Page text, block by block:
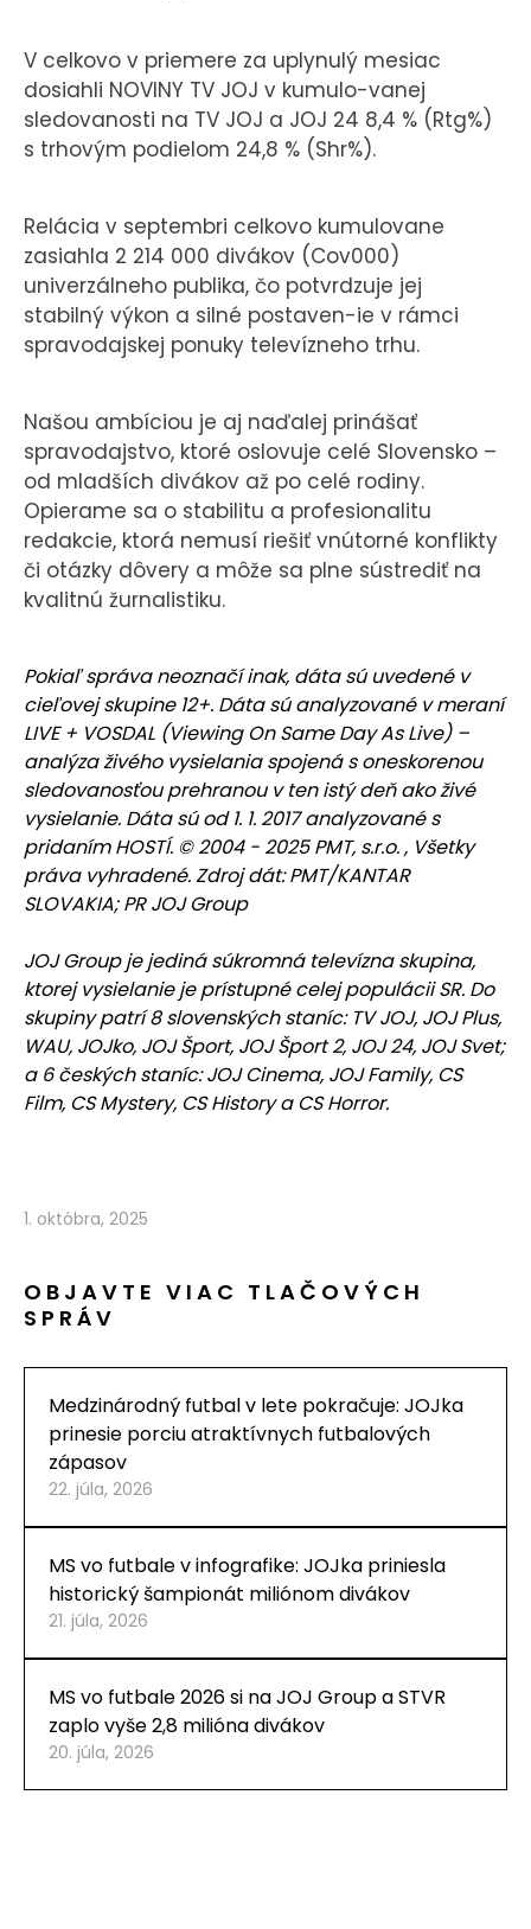
V celkovo v priemere za uplynulý mesiac
dosiahli NOVINY TV JOJ v kumulo-vanej
sledovanosti na TV JOJ a JOJ 24 8,4 % (Rtg%)
s trhovým podielom 24,8 % (Shr%).
Relácia v septembri celkovo kumulovane
zasiahla 2 214 000 divákov (Cov000)
univerzálneho publika, čo potvrdzuje jej
stabilný výkon a silné postaven-ie v rámci
spravodajskej ponuky televízneho trhu.
Našou ambíciou je aj naďalej prinášať
spravodajstvo, ktoré oslovuje celé Slovensko –
od mladších divákov až po celé rodiny.
Opierame sa o stabilitu a profesionalitu
redakcie, ktorá nemusí riešiť vnútorné konflikty
či otázky dôvery a môže sa plne sústrediť na
kvalitnú žurnalistiku.
Pokiaľ správa neoznačí inak, dáta sú uvedené v
cieľovej skupine 12+. Dáta sú analyzované v meraní
LIVE + VOSDAL (Viewing On Same Day As Live) –
analýza živého vysielania spojená s oneskorenou
sledovanosťou prehranou v ten istý deň ako živé
vysielanie. Dáta sú od 1. 1. 2017 analyzované s
pridaním HOSTÍ. © 2004 - 2025 PMT, s.r.o. , Všetky
práva vyhradené. Zdroj dát: PMT/KANTAR
SLOVAKIA; PR JOJ Group
JOJ Group je jediná súkromná televízna skupina,
ktorej vysielanie je prístupné celej populácii SR. Do
skupiny patrí 8 slovenských staníc: TV JOJ, JOJ Plus,
WAU, JOJko, JOJ Šport, JOJ Šport 2, JOJ 24, JOJ Svet;
a 6 českých staníc: JOJ Cinema, JOJ Family, CS
Film, CS Mystery, CS History a CS Horror.
1. októbra, 2025
OBJAVTE VIAC TLAČOVÝCH
SPRÁV
Medzinárodný futbal v lete pokračuje: JOJka
prinesie porciu atraktívnych futbalových
zápasov
22. júla, 2026
MS vo futbale v infografike: JOJka priniesla
historický šampionát miliónom divákov
21. júla, 2026
MS vo futbale 2026 si na JOJ Group a STVR
zaplo vyše 2,8 milióna divákov
20. júla, 2026